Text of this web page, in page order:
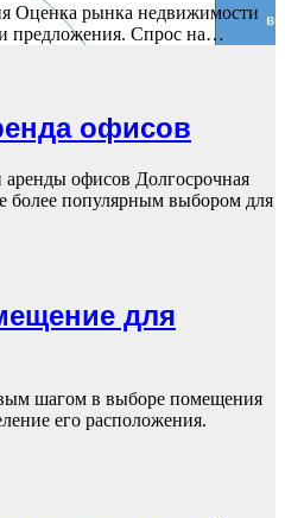
Оценка рынка недвижимости
и предложения. Спрос на…
офисов
офисов Долгосрочная
более популярным выбором для
для
шагом в выборе помещения
его расположения.